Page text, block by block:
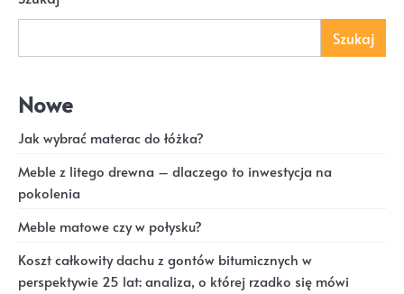
Szukaj
Nowe
Jak wybrać materac do łóżka?
Meble z litego drewna – dlaczego to inwestycja na
pokolenia
Meble matowe czy w połysku?
Koszt całkowity dachu z gontów bitumicznych w
perspektywie 25 lat: analiza, o której rzadko się mówi